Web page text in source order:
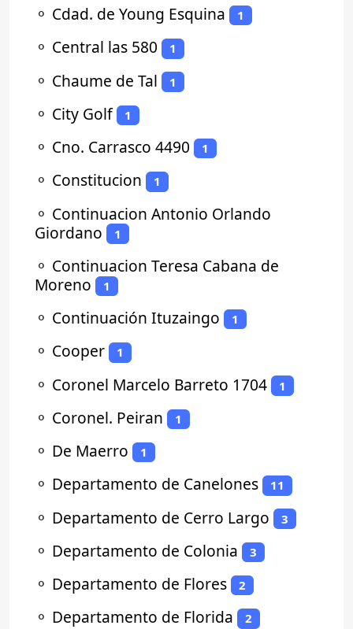
⚬ Cdad. de Young Esquina 1
⚬ Central las 580 1
⚬ Chaume de Tal 1
⚬ City Golf 1
⚬ Cno. Carrasco 4490 1
⚬ Constitucion 1
⚬ Continuacion Antonio Orlando
Giordano
1
⚬ Continuacion Teresa Cabana de
Moreno
1
⚬ Continuación Ituzaingo 1
⚬ Cooper 1
⚬ Coronel Marcelo Barreto 1704 1
⚬ Coronel. Peiran 1
⚬ De Maerro 1
⚬ Departamento de Canelones 11
⚬ Departamento de Cerro Largo 3
⚬ Departamento de Colonia 3
⚬ Departamento de Flores 2
⚬ Departamento de Florida 2